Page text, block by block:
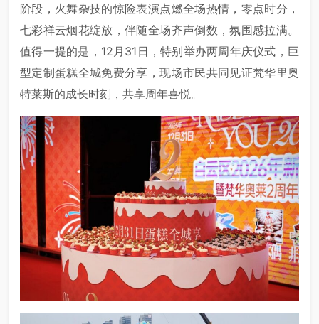
阶段，火舞杂技的惊险表演点燃全场热情，零点时分，
七彩祥云烟花绽放，伴随全场齐声倒数，氛围感拉满。
值得一提的是，12月31日，特别举办两周年庆仪式，巨
型定制蛋糕全城免费分享，现场市民共同见证梵华里奥
特莱斯的成长时刻，共享周年喜悦。